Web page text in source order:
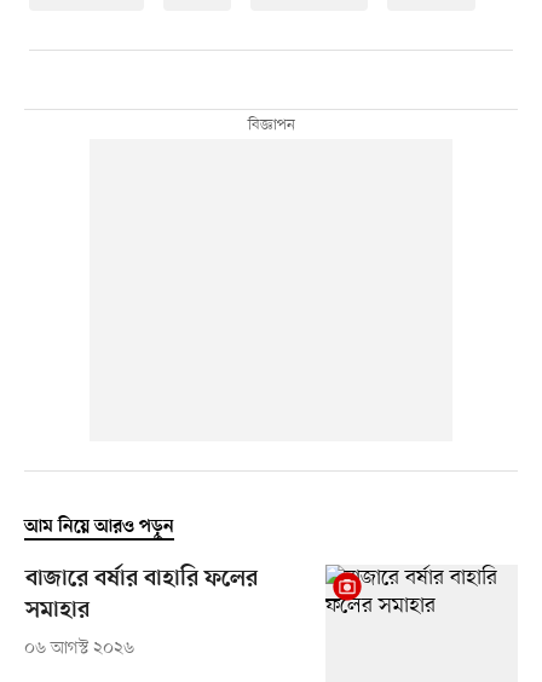
আম নিয়ে আরও পড়ুন
বাজারে বর্ষার বাহারি ফলের
সমাহার
০৬ আগস্ট ২০২৬